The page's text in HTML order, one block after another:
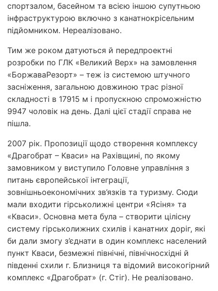
спортзалом, басейном та всією іншою супутньою
інфраструктурою включно з канатно­крісельним
підйомником. Нереалізовано.
Тим же роком датуються й передпроектні
розробки по ГЛК «Великий Верх» на замовлення
«Боржава­Резорт» – теж із системою штучного
засніження, загальною довжиною трас різної
складності в 17915 м і пропускною спроможністю
9947 чоловік на день. Далі цієї стадії справа не
пішла.
2007 рік. Пропозиції щодо створення комплексу
«Драгобрат – Кваси» на Рахівщині, по якому
замовником у виступило Головне управління з
питань європейської інтеграції,
зовнішньоекономічних зв’язків та туризму. Сюди
мали входити гірськолижні центри «Ясіня» та
«Кваси». Основна мета була – створити цілісну
систему гірськолижних схилів і канатних доріг, які
би дали змогу з’єднати в один комплекс населений
пункт Кваси, безмежні північні, північно­східні й
південні схили г. Близниця та відомий високогірний
комплекс «Драгобрат» (г. Стіг). Не реалізовано.